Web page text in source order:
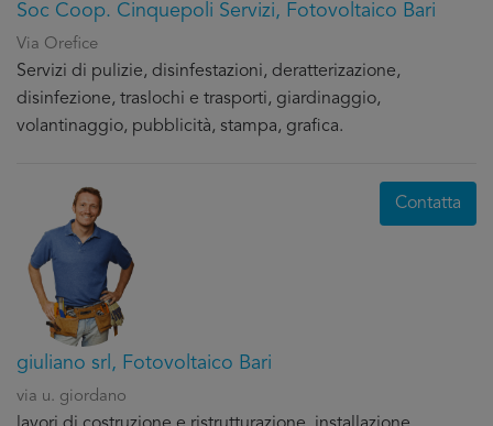
Soc Coop. Cinquepoli Servizi, Fotovoltaico Bari
Via Orefice
Servizi di pulizie, disinfestazioni, deratterizazione,
disinfezione, traslochi e trasporti, giardinaggio,
volantinaggio, pubblicità, stampa, grafica.
giuliano srl, Fotovoltaico Bari
via u. giordano
Contatta